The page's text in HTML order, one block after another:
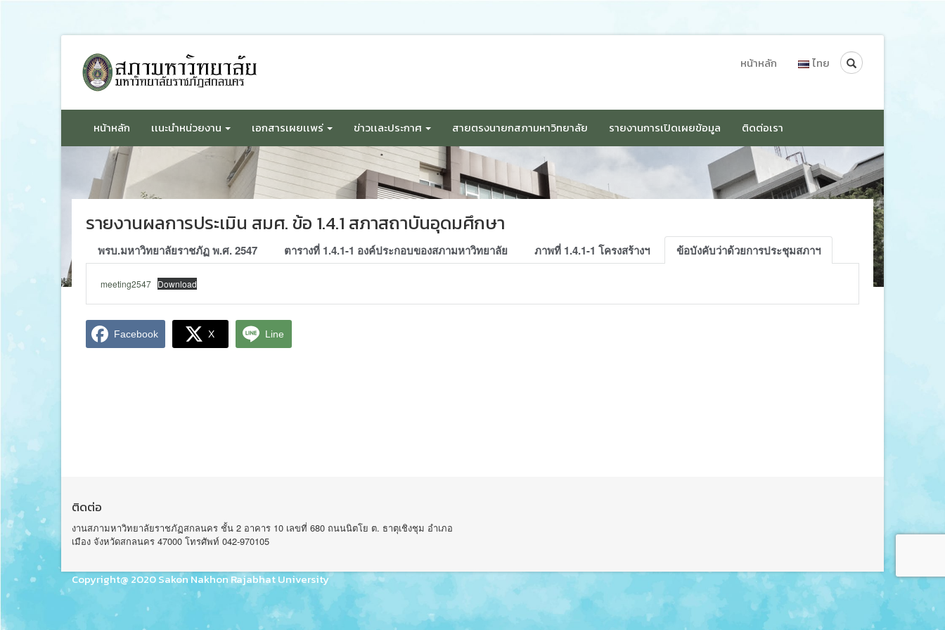
เนื้อหา
หน้าหลัก ไทย Search
หน้าหลัก เเนะนำหน่วยงาน เอกสารเผยเเพร่ ข่าวเเละประกาศ สายตรงนายกสภามหาวิทยาลัย รายงานการเปิดเผยข้อมูล ติดต่อเรา
รายงานผลการประเมิน สมศ. ข้อ 1.4.1 สภาสถาบันอุดมศึกษา
พรบ.มหาวิทยาลัยราชภัฏ พ.ศ. 2547 ตารางที่ 1.4.1-1 องค์ประกอบของสภามหาวิทยาลัย ภาพที่ 1.4.1-1 โครงสร้างฯ ข้อบังคับว่าด้วยการประชุมสภาฯ
meeting2547 Download
Facebook X Line
ติดต่อ
งานสภามหาวิทยาลัยราชภัฏสกลนคร ชั้น 2 อาคาร 10 เลขที่ 680 ถนนนิตโย ต. ธาตุเชิงชุม อำเภอ
เมือง จังหวัดสกลนคร 47000 โทรศัพท์ 042-970105
Copyright@ 2020 Sakon Nakhon Rajabhat University